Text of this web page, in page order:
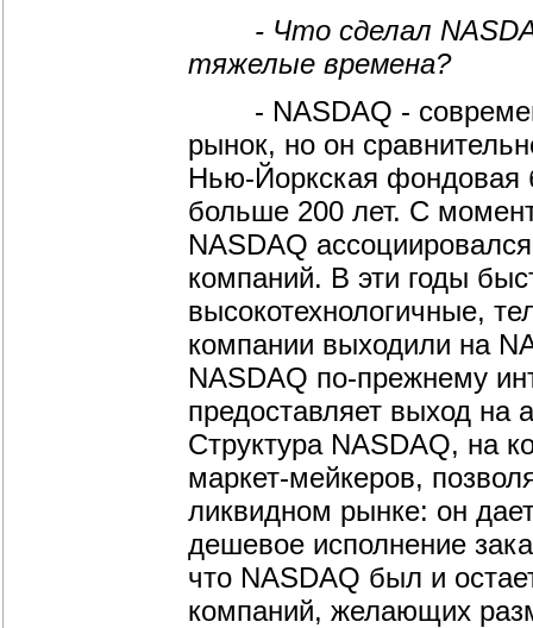
- Что сделал
тяжелые времена?
- NASDAQ -
рынок, но он
Нью-Йоркская фондовая
больше 200 лет. С
NASDAQ
компаний. В эти годы
высокотехнологичные,
компании выходили на
NASDAQ по-прежнему
предоставляет выход на
Структура NASDAQ, на
маркет-мейкеров,
ликвидном рынке: он
дешевое исполнение
что NASDAQ был и
компаний, желающих